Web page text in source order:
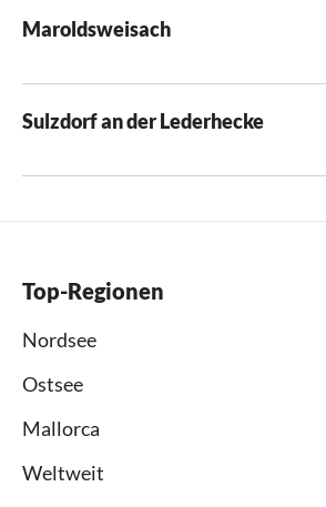
Maroldsweisach
Sulzdorf an der Lederhecke
Top-Regionen
Nordsee
Ostsee
Mallorca
Weltweit